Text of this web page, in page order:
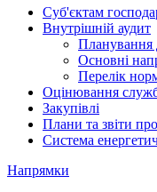
Суб'єктам
Внутрішній аудит
Планування
Основні
Перелік
Оцінювання
Закупівлі
Плани та звіти
Система
Напрямки